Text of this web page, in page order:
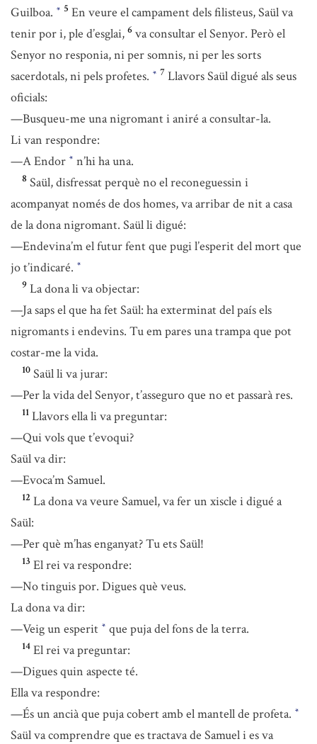
Guilboa. * 5 En veure el campament dels filisteus, Saül va
tenir por i, ple d’esglai, 6 va consultar el Senyor. Però el
Senyor no responia, ni per somnis, ni per les sorts
sacerdotals, ni pels profetes. * 7 Llavors Saül digué als seus
oficials:
—Busqueu-me una nigromant i aniré a consultar-la.
Li van respondre:
—A Endor * n’hi ha una.
8 Saül, disfressat perquè no el reconeguessin i
acompanyat només de dos homes, va arribar de nit a casa
de la dona nigromant. Saül li digué:
—Endevina’m el futur fent que pugi l’esperit del mort que
jo t’indicaré. *
9 La dona li va objectar:
—Ja saps el que ha fet Saül: ha exterminat del país els
nigromants i endevins. Tu em pares una trampa que pot
costar-me la vida.
10 Saül li va jurar:
—Per la vida del Senyor, t’asseguro que no et passarà res.
11 Llavors ella li va preguntar:
—Qui vols que t’evoqui?
Saül va dir:
—Evoca’m Samuel.
12 La dona va veure Samuel, va fer un xiscle i digué a
Saül:
—Per què m’has enganyat? Tu ets Saül!
13 El rei va respondre:
—No tinguis por. Digues què veus.
La dona va dir:
—Veig un esperit * que puja del fons de la terra.
14 El rei va preguntar:
—Digues quin aspecte té.
Ella va respondre:
—És un ancià que puja cobert amb el mantell de profeta. *
Saül va comprendre que es tractava de Samuel i es va